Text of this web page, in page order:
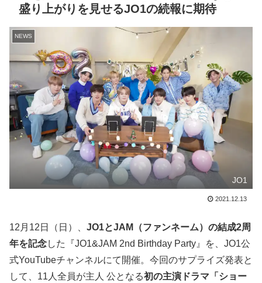
盛り上がりを見せるJO1の続報に期待
NEWS
JO1
2021.12.13
12月12日（日）、 JO1とJAM（ファンネーム）の結成2周
年を記念した『JO1&JAM 2nd Birthday Party』を、JO1公
式YouTubeチャンネルにて開催。今回のサプライズ発表と
して、11人全員が主人 公となる初の主演ドラマ「ショー